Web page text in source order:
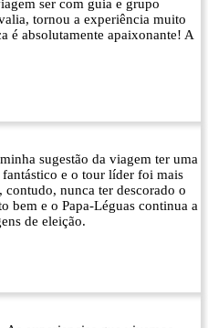
ser com guia e grupo
tornou a experiência muito
é absolutamente apaixonante! A
sugestão da viagem ter uma
e o tour líder foi mais
nunca ter descorado o
bem e o Papa-Léguas continua a
de eleição.